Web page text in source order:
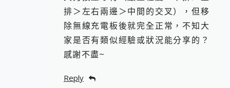
排＞左右兩邊＞中間的交叉），但移
除無線充電板後就完全正常，不知大
家是否有類似經驗或狀況能分享的？
感謝不盡~
Reply